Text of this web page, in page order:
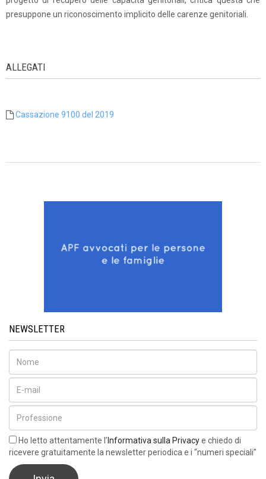
presuppone un riconoscimento implicito delle carenze genitoriali.
ALLEGATI
Cassazione 9100 del 2019
NEWSLETTER
Ho letto attentamente l’ Informativa sulla Privacye chiedo di
ricevere gratuitamente la newsletter periodica e i “numeri speciali”